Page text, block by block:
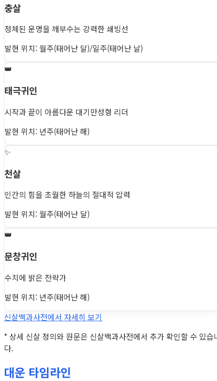
충살
정체된 운명을 깨부수는 강력한 쇄빙선
발현 위치: 월주(태어난 달)/일주(태어난 날)
👑
태극귀인
시작과 끝이 아름다운 대기만성형 리더
발현 위치: 년주(태어난 해)
✨
천살
인간의 힘을 초월한 하늘의 절대적 압력
발현 위치: 월주(태어난 달)
👑
문창귀인
수치에 밝은 전략가
발현 위치: 년주(태어난 해)
신살백과사전에서 자세히 보기
* 상세 신살 정의와 원문은 신살백과사전에서 추가 확인할 수 있습
다.
대운 타임라인